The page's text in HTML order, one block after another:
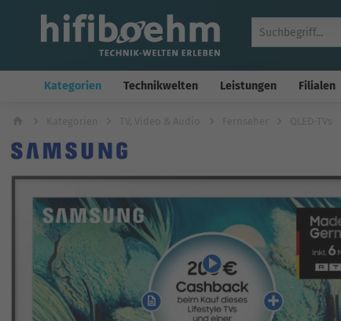
Kategorien Technikwelten Leistungen Filialen